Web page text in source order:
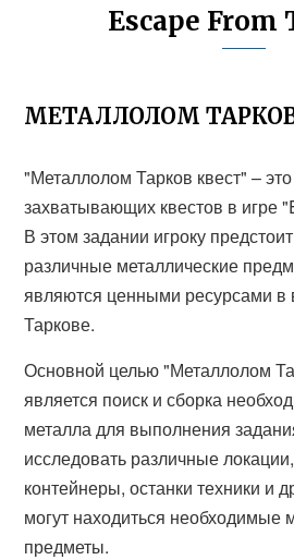
Escape From
МЕТАЛЛОЛОМ
"Металлолом Тарков квест" –
захватывающих квестов в игре
В этом задании игроку
различные металлические
являются ценными ресурсами
Таркове.
Основной целью "Металлолом
является поиск и сборка
металла для выполнения
исследовать различные
контейнеры, останки техники и
могут находиться необходимые
предметы.